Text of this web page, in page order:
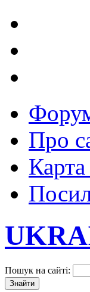
Про
Пошук на сайті: